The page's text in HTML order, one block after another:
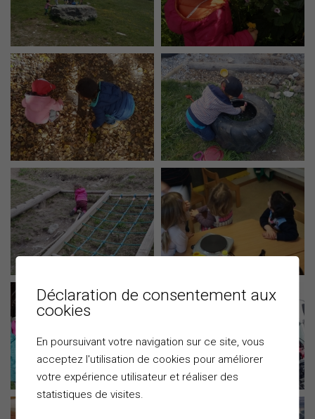
Déclaration de consentement aux
cookies
En poursuivant votre navigation sur ce site, vous
acceptez l'utilisation de cookies pour améliorer
votre expérience utilisateur et réaliser des
statistiques de visites.